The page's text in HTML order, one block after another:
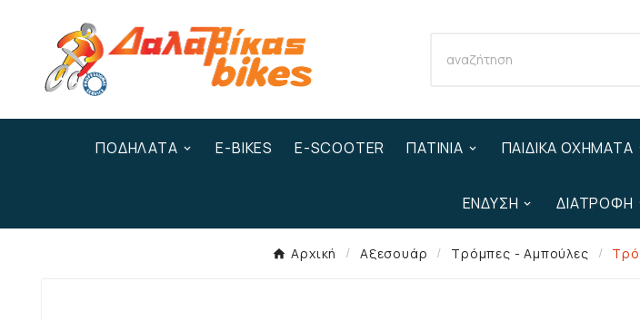
ΠΟΔΉΛΑΤΑ E-BIKES E-SCOOTER ΠΑΤΊΝΙΑ ΠΑΙΔΙΚΆ ΟΧΉΜΑΤΑ
ΈΝΔΥΣΗ ΔΙΑΤΡΟΦΉ
Αρχική Αξεσουάρ Τρόμπες - Αμπούλες